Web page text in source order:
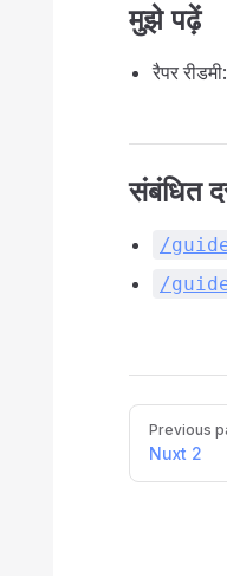
मुझे पढ़ें
रैपर रीडमी:
संबंधित
/
/
PagerPrevious
Nuxt 2